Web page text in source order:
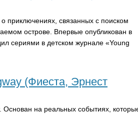
приключениях, связанных с поиском
острове. Впервые опубликован в
сериями в детском журнале «Young
(Фиеста, Эрнест
на реальных событиях,